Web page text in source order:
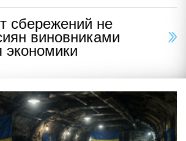
сбережений не
виновниками
экономики